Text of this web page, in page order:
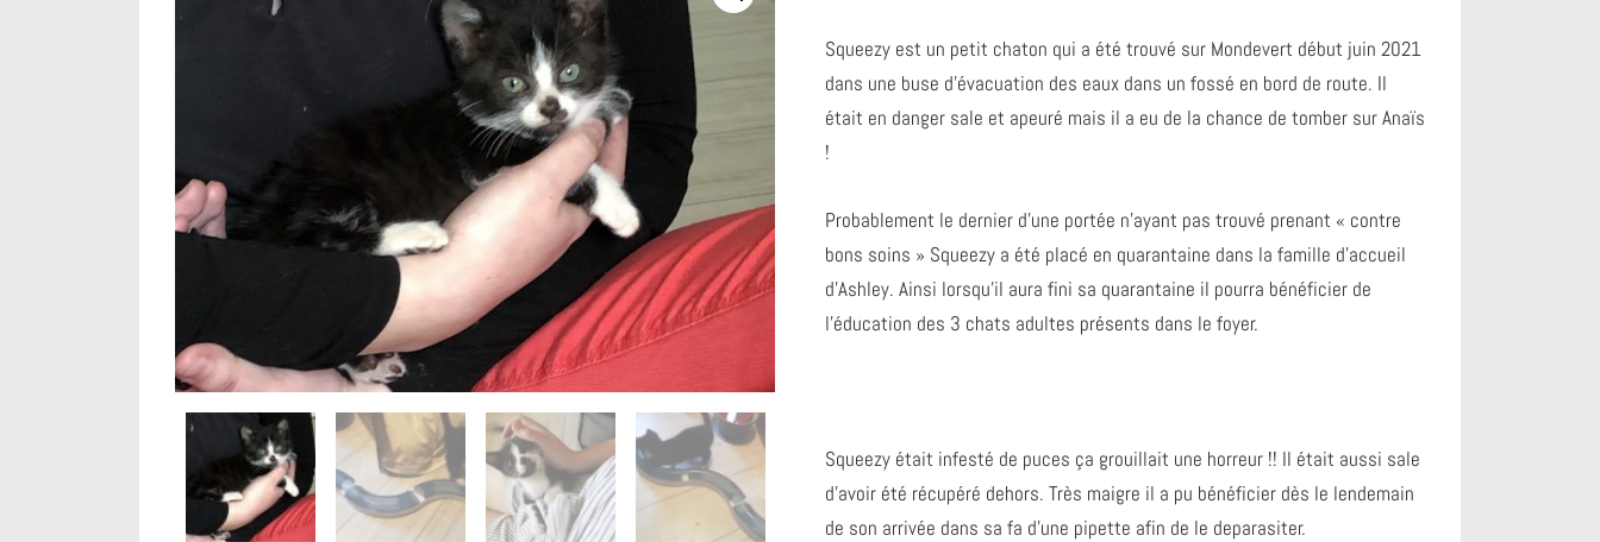
Squeezy est un petit chaton qui a été trouvé sur Mondevert début juin 2021
dans une buse d’évacuation des eaux dans un fossé en bord de route. Il
était en danger sale et apeuré mais il a eu de la chance de tomber sur Anaïs
!
Probablement le dernier d’une portée n’ayant pas trouvé prenant « contre
bons soins » Squeezy a été placé en quarantaine dans la famille d’accueil
d’Ashley. Ainsi lorsqu’il aura fini sa quarantaine il pourra bénéficier de
l’éducation des 3 chats adultes présents dans le foyer.
Squeezy était infesté de puces ça grouillait une horreur !! Il était aussi sale
d’avoir été récupéré dehors. Très maigre il a pu bénéficier dès le lendemain
de son arrivée dans sa fa d’une pipette afin de le deparasiter.